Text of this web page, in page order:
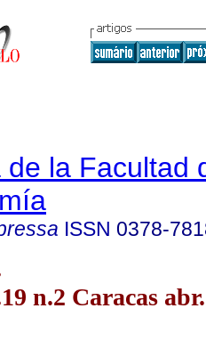
de la Facultad
ISSN 0378-
n.2 Caracas